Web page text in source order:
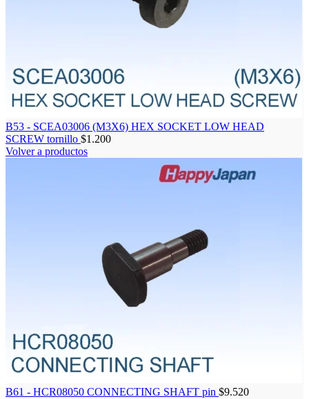
B53 - SCEA03006 (M3X6) HEX SOCKET LOW HEAD
SCREW tornillo $1.200
Volver a productos
B61 - HCR08050 CONNECTING SHAFT pin $9.520